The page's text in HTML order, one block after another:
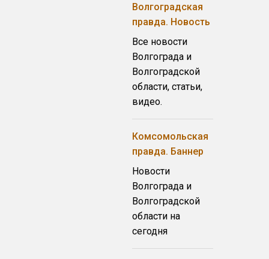
Волгоградская
правда. Новость
Все новости
Волгограда и
Волгоградской
области, статьи,
видео.
Комсомольская
правда. Баннер
Новости
Волгограда и
Волгоградской
области на
сегодня